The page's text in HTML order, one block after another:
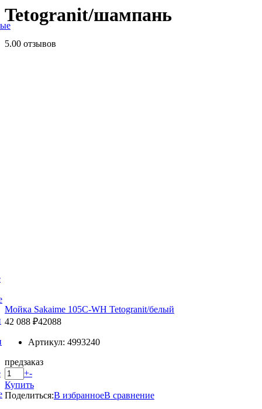
Tetogranit/шампань
5.00 отзывов
Мойка Sakaime 105C-WH Tetogranit/белый
42 088 ₽42088
Артикул: 4993240
предзаказ
+-
Купить
Поделиться:В избранноеВ сравнение